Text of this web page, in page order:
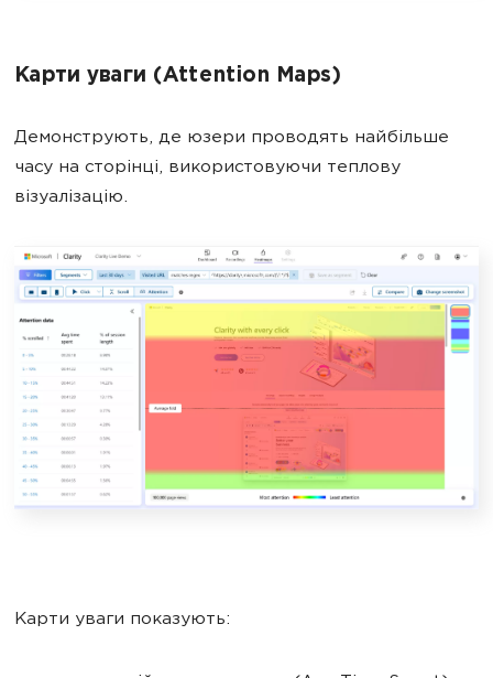
Карти уваги (Attention Maps)
Демонструють, де юзери проводять найбільше
часу на сторінці, використовуючи теплову
візуалізацію.
Карти уваги показують: